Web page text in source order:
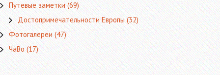
Путевые заметки(69)
Достопримечательности Европы(32)
Фотогалереи(47)
ЧаВо(17)